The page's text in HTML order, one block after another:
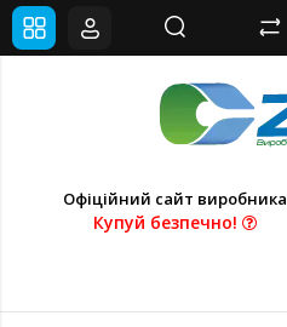
Офіційний сайт виробника
Купуй безпечно!